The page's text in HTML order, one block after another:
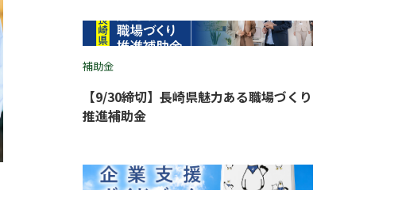
補助金
【9/30締切】長崎県魅力ある職場づくり
推進補助金